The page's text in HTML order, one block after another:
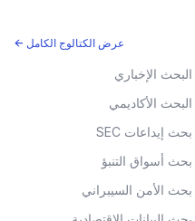
عرض الكتالوج الكامل ←
البحث الإخباري
البحث الأكاديمي
بحث إيداعات SEC
بحث أسواق التنبؤ
بحث الأمن السيبراني